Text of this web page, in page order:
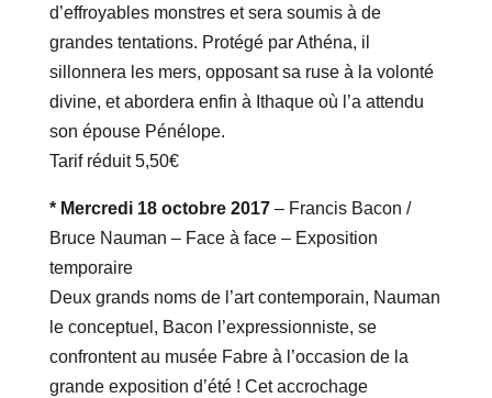
d’effroyables monstres et sera soumis à de
grandes tentations. Protégé par Athéna, il
sillonnera les mers, opposant sa ruse à la volonté
divine, et abordera enfin à Ithaque où l’a attendu
son épouse Pénélope.
Tarif réduit 5,50€
* Mercredi 18 octobre 2017– Francis Bacon /
Bruce Nauman – Face à face – Exposition
temporaire
Deux grands noms de l’art contemporain, Nauman
le conceptuel, Bacon l’expressionniste, se
confrontent au musée Fabre à l’occasion de la
grande exposition d’été ! Cet accrochage